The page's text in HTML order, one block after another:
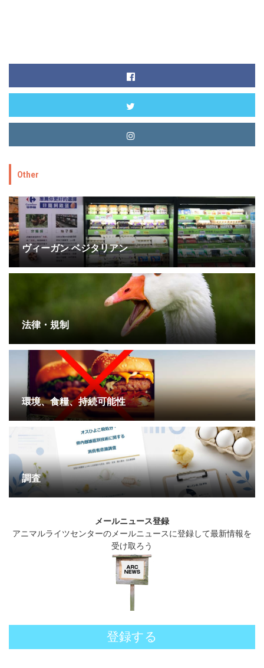
Other
ヴィーガン ベジタリアン
法律・規制
環境、食糧、持続可能性
調査
メールニュース登録
アニマルライツセンターのメールニュースに登録して最新情報を
受け取ろう
登録する